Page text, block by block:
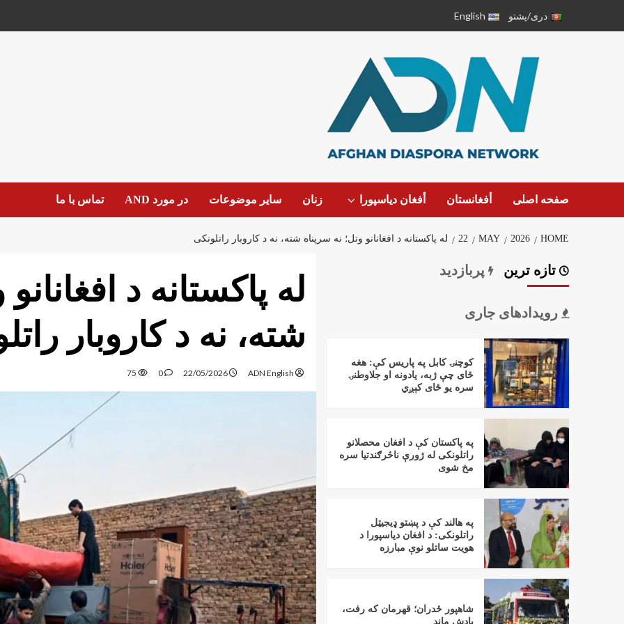
دری/پشتو English
صفحه اصلی أفغانستان أفغان دیاسپورا زنان سایر موضوعات در مورد AND تماس با ما
HOME
2026
MAY
22 له پاکستانه د افغانانو وتل؛ نه سرپناه شته، نه د کاروبار راتلونکی
له پاکستانه د
شته، نه د کاروبار
ADN English
22/05/2026
0
75
تازه ترین پربازدید
رویدادهای جاری
کوچنۍ کابل په پاریس کې: هغه
ځای چې ژبه، یادونه او جلاوطنۍ
سره یو ځای کېږي
په پاکستان کې د افغان محصلانو
راتلونکی له ژورې ناڅرګندتیا سره
مخ شوی
په هالند کې د پښتو ډیجیټل
راتلونکی: د افغان دیاسپورا د
هویت ساتلو نوې مبارزه
شاهپور ځدران؛ قهرمان که رفت،
یادش ماند